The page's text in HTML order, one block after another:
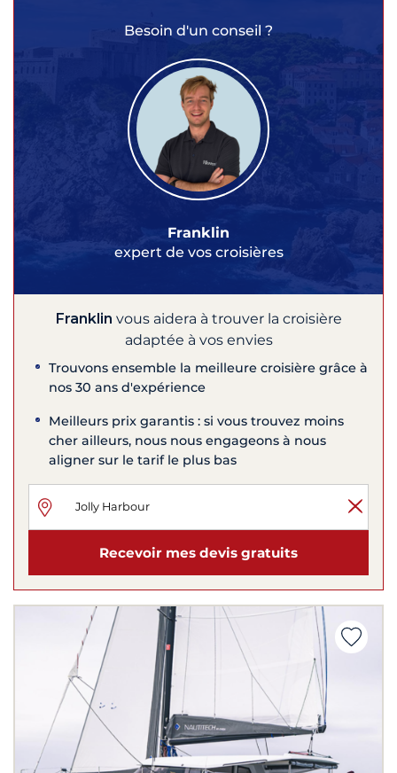
Besoin d'un conseil ?
Franklin
expert de vos croisières
Franklin vous aidera à trouver la croisière
adaptée à vos envies
Trouvons ensemble la meilleure croisière grâce à
nos 30 ans d'expérience
Meilleurs prix garantis : si vous trouvez moins
cher ailleurs, nous nous engageons à nous
aligner sur le tarif le plus bas
Recevoir mes devis gratuits